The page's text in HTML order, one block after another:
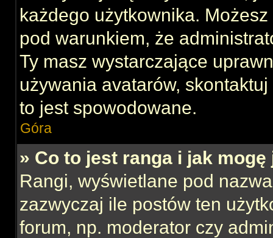
każdego użytkownika.
pod warunkiem, że
Ty masz wystarczające
używania avatarów,
to jest spowodowane.
Góra
» Co to jest ranga i jak mogę
Rangi, wyświetlane pod
zazwyczaj ile postów ten
forum, np. moderator czy